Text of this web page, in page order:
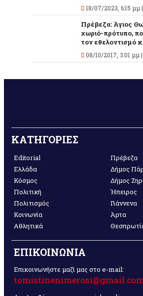
18/07/2023, 6:15 μμ |
Πρέβεζα: Άγιος
χωριό-πρότυπο,
τον εθελοντισμό
08/10/2017, 3:01 μμ |
ΚΑΤΗΓΟΡΙΕΣ
Editorial
Ελλάδα
Κόσμος
Πολιτική
Πολιτισμός
Κοινωνία
Αθλητικά
Πρέβεζα
Δήμος
Δήμος
Ήπειρος
Γιάννενα
Άρτα
ΕΠΙΚΟΙΝΩΝΙΑ
Επικοινωνήστε μαζί μας στο e-mail: